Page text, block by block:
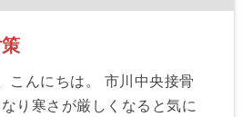
こんにちは。 市川中央接骨
り寒さが厳しくなると気に